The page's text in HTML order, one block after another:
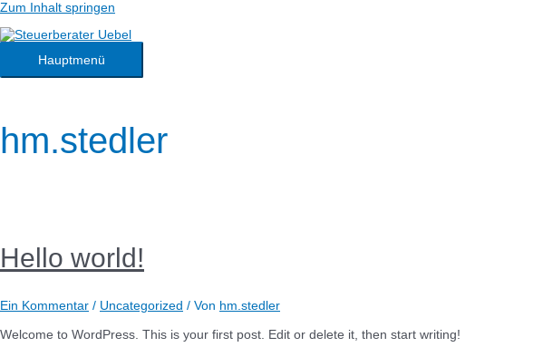
Zum Inhalt springen
Hauptmenü
hm.stedler
Hello world!
Ein Kommentar / Uncategorized / Von hm.stedler
Welcome to WordPress. This is your first post. Edit or delete it, then start writing!